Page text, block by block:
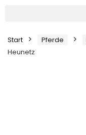
Start Pferde
Heunetz